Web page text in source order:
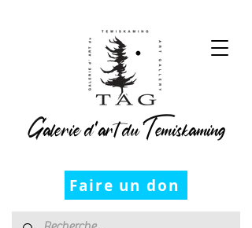
Faire un don
Galerie d’art du Temiskaming